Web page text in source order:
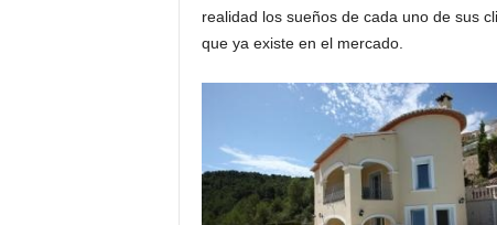
realidad los sueños de cada uno de sus
que ya existe en el mercado.